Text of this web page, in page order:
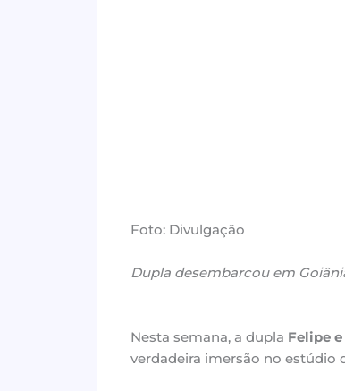
Foto: Divulgação
Dupla desembarcou em
Nesta semana, a dupla Felipe
verdadeira imersão no estúdio